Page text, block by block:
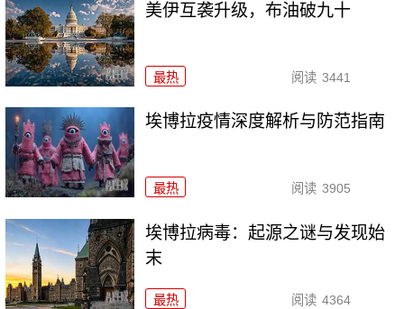
美伊互袭升级，布油破九十
最热 阅读 3441
埃博拉疫情深度解析与防范指南
最热 阅读 3905
埃博拉病毒：起源之谜与发现始
末
最热 阅读 4364